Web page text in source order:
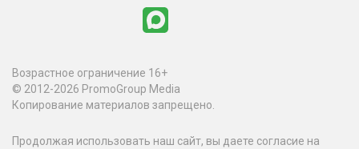
Возрастное ограничение 16+
© 2012-2026 PromoGroup Media
Копирование материалов запрещено.
Продолжая использовать наш сайт, вы даете согласие на